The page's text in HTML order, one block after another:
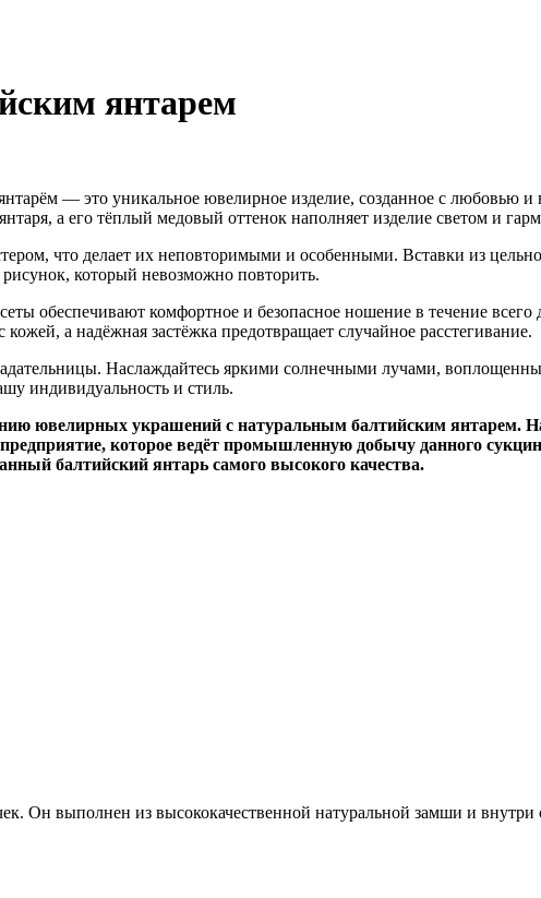
янтарем
— это уникальное ювелирное изделие, созданное с любовью
а его тёплый медовый оттенок наполняет изделие светом и
что делает их неповторимыми и особенными. Вставки из
который невозможно повторить.
обеспечивают комфортное и безопасное ношение в течение всего
а надёжная застёжка предотвращает случайное расстегивание.
Наслаждайтесь яркими солнечными лучами,
индивидуальность и стиль.
ювелирных украшений с натуральным балтийским
которое ведёт промышленную добычу данного
балтийский янтарь самого высокого качества.
Он выполнен из высококачественной натуральной замши и внутри